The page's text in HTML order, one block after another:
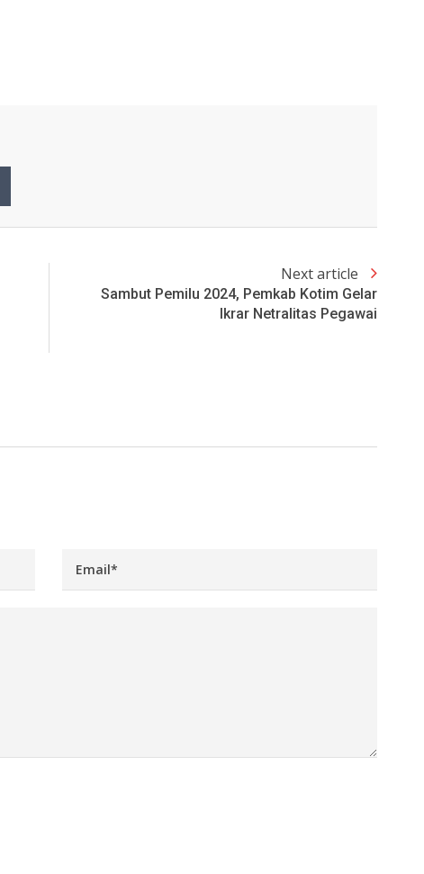
Next article
Sambut Pemilu 2024, Pemkab Kotim Gelar
Ikrar Netralitas Pegawai